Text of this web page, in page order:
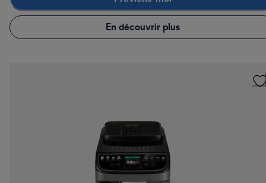
En découvrir plus